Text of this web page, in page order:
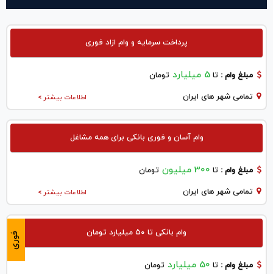
پرداخت سرمایه و وام ازاد فوری
مبلغ وام : تا 5 میلیارد تومان
اطلاعات بیشتر > تمامی شهر های ایران
وام آسان و فوری بانکی برای همه مشاغل
مبلغ وام : تا 300 میلیون تومان
اطلاعات بیشتر > تمامی شهر های ایران
فوری وام بانکی تا ۵۰ میلیارد تومان
مبلغ وام : تا 50 میلیارد تومان